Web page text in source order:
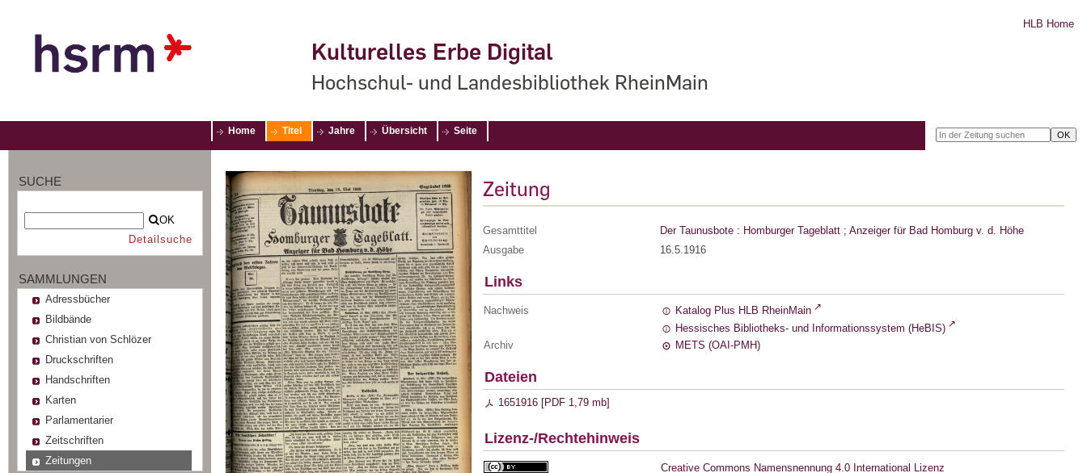
Kulturelles Erbe Digital
Hochschul- und Landesbibliothek RheinMain
HLB Home
Home Titel Jahre Übersicht Seite
SUCHE
OK
Detailsuche
SAMMLUNGEN
Adressbücher
Bildbände
Christian von Schlözer
Druckschriften
Handschriften
Karten
Parlamentarier
Zeitschriften
Zeitungen
Zeitung
Gesamttitel
Der Taunusbote : Homburger Tageblatt ; Anzeiger für Bad Homburg v. d. Höhe
Ausgabe
16.5.1916
Links
Nachweis
Katalog Plus HLB RheinMain
Hessisches Bibliotheks- und Informationssystem (HeBIS)
Archiv
METS (OAI-PMH)
Dateien
1651916 [PDF 1,79 mb]
Lizenz-/Rechtehinweis
Creative Commons Namensnennung 4.0 International Lizenz